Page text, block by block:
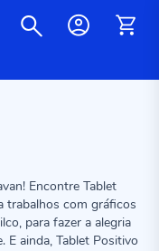
Encontre Tablet
trabalhos com gráficos
para fazer a alegria
E ainda, Tablet Positivo